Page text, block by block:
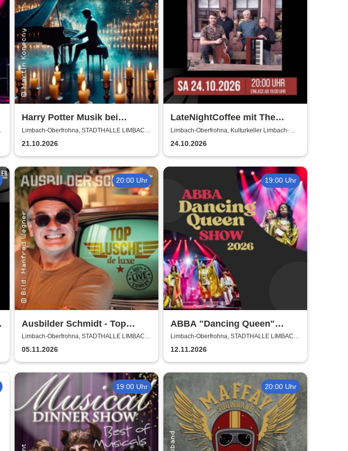
Harry Potter Musik bei
Kerzenschein
Limbach-Oberfrohna, STADTHALLE LIMBACH-
21.10.2026
LateNightCoffee mit The
Horseless Riders
Limbach-Oberfrohna, Kulturkeller Limbach-
24.10.2026
20:00 Uhr
Ausbilder Schmidt - Top
Lusche de Luxe
Limbach-Oberfrohna, STADTHALLE LIMBACH-
OBERFROHNA
05.11.2026
19:00 Uhr
ABBA "Dancing Queen"
Show 2026
Limbach-Oberfrohna, STADTHALLE LIMBACH-
OBERFROHNA
12.11.2026
19:00 Uhr 20:00 Uhr